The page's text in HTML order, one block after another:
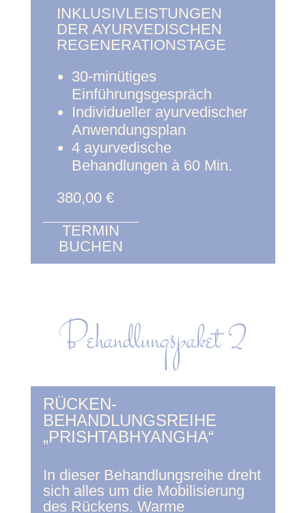
INKLUSIVLEISTUNGEN
DER AYURVEDISCHEN
REGENERATIONSTAGE
30-minütiges
Einführungsgespräch
Individueller ayurvedischer
Anwendungsplan
4 ayurvedische
Behandlungen à 60 Min.
380,00 €
TERMIN
BUCHEN
Behandlungspaket 2
RÜCKEN-
BEHANDLUNGSREIHE
„PRISHTABHYANGHA“
In dieser Behandlungsreihe dreht
sich alles um die Mobilisierung
des Rückens. Warme